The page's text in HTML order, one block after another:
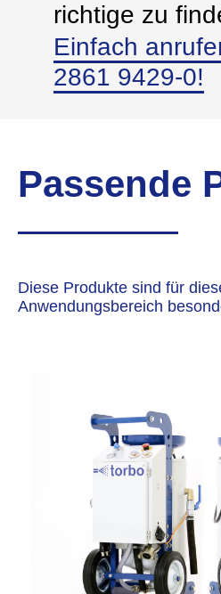
richtige zu
Einfach
2861 9429-0!
Passende
Diese Produkte sind für
Anwendungsbereich